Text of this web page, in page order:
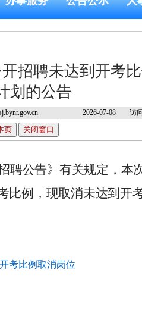
招聘未达到开考
划的公告
2026-07-08 访
聘公告》 有关规定 ，本
比例， 现取消未达到开
考比例取消岗位